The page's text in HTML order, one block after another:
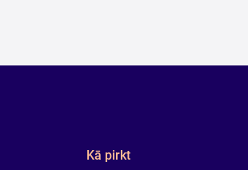
Kā pirkt